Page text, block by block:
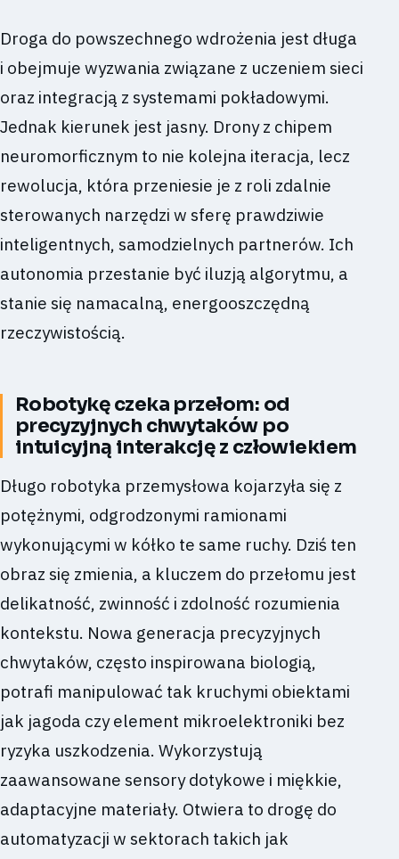
Droga do powszechnego wdrożenia jest długa
i obejmuje wyzwania związane z uczeniem sieci
oraz integracją z systemami pokładowymi.
Jednak kierunek jest jasny. Drony z chipem
neuromorficznym to nie kolejna iteracja, lecz
rewolucja, która przeniesie je z roli zdalnie
sterowanych narzędzi w sferę prawdziwie
inteligentnych, samodzielnych partnerów. Ich
autonomia przestanie być iluzją algorytmu, a
stanie się namacalną, energooszczędną
rzeczywistością.
Robotykę czeka przełom: od
precyzyjnych chwytaków po
intuicyjną interakcję z człowiekiem
Długo robotyka przemysłowa kojarzyła się z
potężnymi, odgrodzonymi ramionami
wykonującymi w kółko te same ruchy. Dziś ten
obraz się zmienia, a kluczem do przełomu jest
delikatność, zwinność i zdolność rozumienia
kontekstu. Nowa generacja precyzyjnych
chwytaków, często inspirowana biologią,
potrafi manipulować tak kruchymi obiektami
jak jagoda czy element mikroelektroniki bez
ryzyka uszkodzenia. Wykorzystują
zaawansowane sensory dotykowe i miękkie,
adaptacyjne materiały. Otwiera to drogę do
automatyzacji w sektorach takich jak